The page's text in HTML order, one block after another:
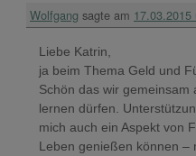
Wolfgang sagte am
Liebe Katrin,
ja beim Thema Geld und
Schön das wir gemeinsam
lernen dürfen.
mich auch ein Aspekt von
Leben genießen können –